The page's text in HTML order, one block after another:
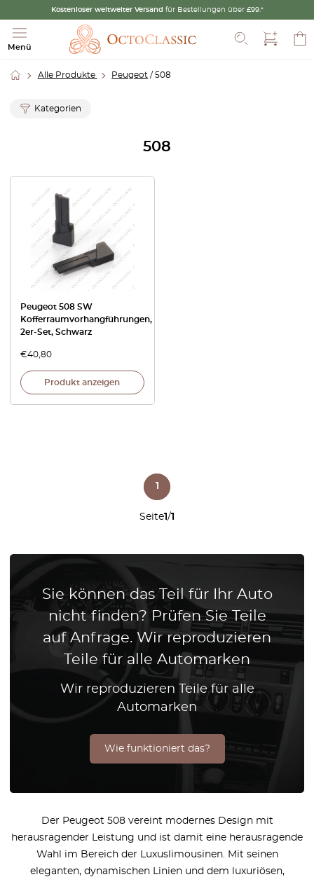
Kostenloser weltweiter Versand für Bestellungen über £99.*
Menü
Suche
Alle Produkte Peugeot / 508
Kategorien
508
Peugeot 508 SW
Kofferraumvorhangführungen,
2er-Set, Schwarz
€40,80
Produkt anzeigen
Seite1/1
1
Sie können das Teil für Ihr Auto
nicht finden? Prüfen Sie Teile
auf Anfrage. Wir reproduzieren
Teile für alle Automarken
Wir reproduzieren Teile für alle
Automarken
Wie funktioniert das?
Der Peugeot 508 vereint modernes Design mit
herausragender Leistung und ist damit eine herausragende
Wahl im Bereich der Luxuslimousinen. Mit seinen
eleganten, dynamischen Linien und dem luxuriösen,